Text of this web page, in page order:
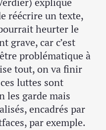
réécrire un texte,
heurter le
grave, car c’est
problématique à
tout, on va finir
luttes sont
les garde mais
encadrés par
par exemple.